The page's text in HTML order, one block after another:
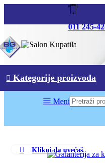
011 245-
Kategorije proizvoda
Meni
Klikni da uvećaš